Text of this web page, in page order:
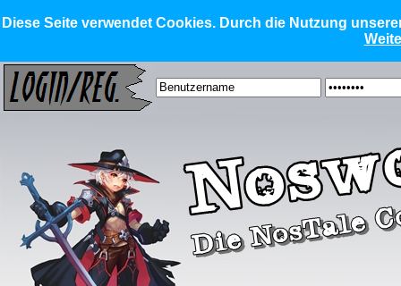
Diese Seite verwendet Cookies. Durch die Nutzung